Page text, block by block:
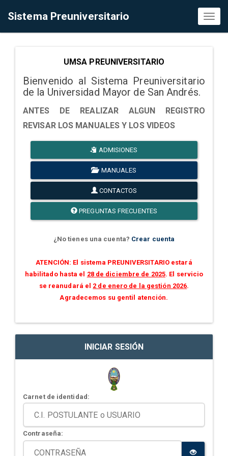
Sistema Preuniversitario
UMSA PREUNIVERSITARIO
Bienvenido al Sistema Preuniversitario
de la Universidad Mayor de San Andrés.
ANTES DE REALIZAR ALGUN REGISTRO
REVISAR LOS MANUALES Y LOS VIDEOS
ADMISIONES
MANUALES
CONTACTOS
PREGUNTAS FRECUENTES
¿No tienes una cuenta? Crear cuenta
ATENCIÓN: El sistema PREUNIVERSITARIO estará
habilitado hasta el 28 de diciembre de 2025. El servicio
se reanudará el 2 de enero de la gestión 2026.
Agradecemos su gentil atención.
INICIAR SESIÓN
Carnet de identidad:
Contraseña: